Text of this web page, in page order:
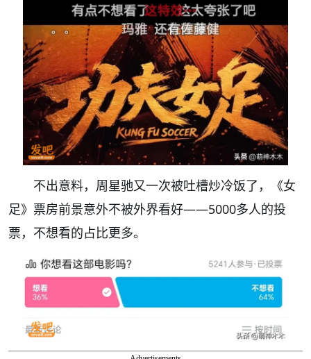
不出意料，周星驰又一次被吐槽炒冷饭了，《女
足》票房前景意外不被外界看好——5000多人的投
票，不想看的占比更多。